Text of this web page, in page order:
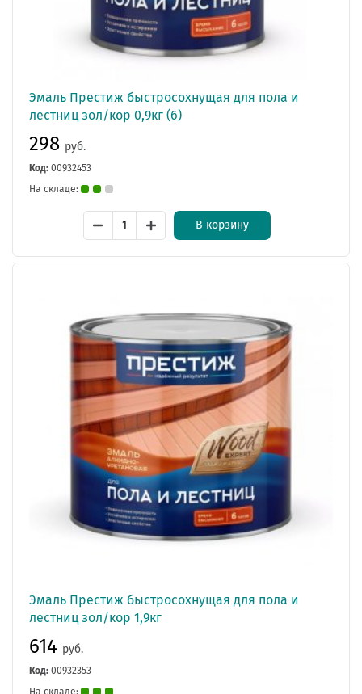
Эмаль Престиж быстросохнущая для пола и
лестниц зол/кор 0,9кг (6)
298 руб.
Код: 00932453
На складе:
В корзину
Эмаль Престиж быстросохнущая для пола и
лестниц зол/кор 1,9кг
614 руб.
Код: 00932353
На складе: